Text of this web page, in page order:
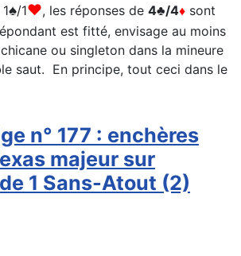
♠/1♥, les réponses de 4♣/4♦ sont
est fitté, envisage au moins
ou singleton dans la mineure
saut. En principe, tout ceci dans le
n° 177 : enchères
majeur sur
1 Sans-Atout (2)